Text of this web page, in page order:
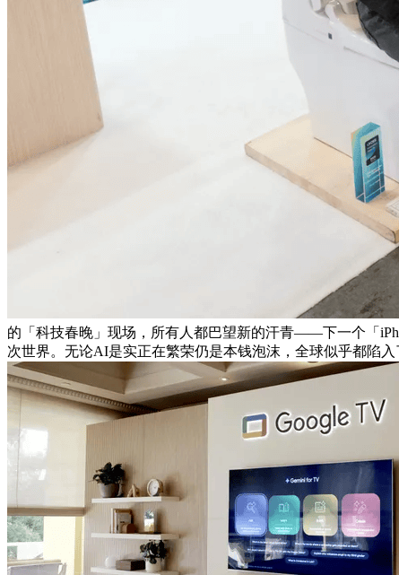
的「科技春晚」现场，所有人都巴望新的汗青——下一个「
次世界。无论AI是实正在繁荣仍是本钱泡沫，全球似乎都陷